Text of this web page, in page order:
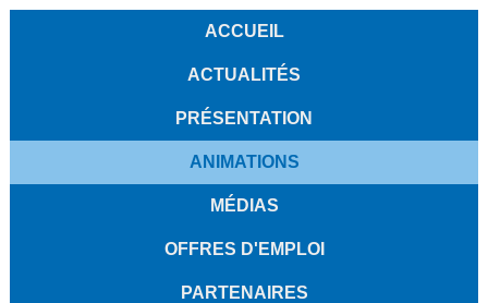
ACCUEIL
ACTUALITÉS
PRÉSENTATION
ANIMATIONS
MÉDIAS
OFFRES D'EMPLOI
PARTENAIRES